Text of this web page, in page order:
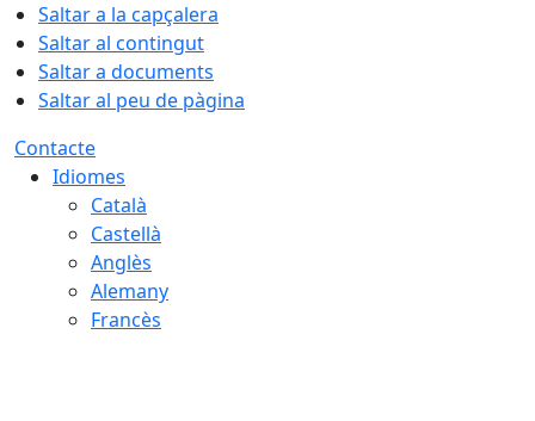
Saltar a la capçalera
Saltar al contingut
Saltar a documents
Saltar al peu de pàgina
Contacte
Idiomes
Català
Castellà
Anglès
Alemany
Francès